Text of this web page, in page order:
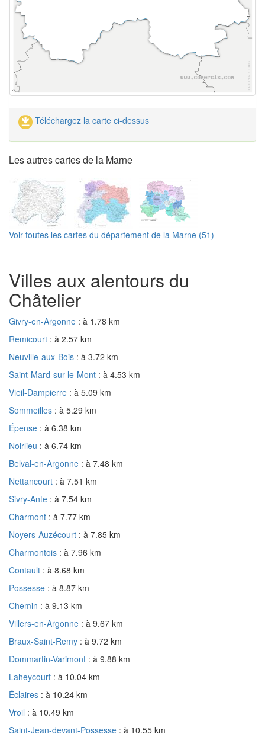
Téléchargez la carte ci-dessus
Les autres cartes de la Marne
Voir toutes les cartes du département de la Marne (51)
Villes aux alentours du
Châtelier
Givry-en-Argonne : à 1.78 km
Remicourt : à 2.57 km
Neuville-aux-Bois : à 3.72 km
Saint-Mard-sur-le-Mont : à 4.53 km
Vieil-Dampierre : à 5.09 km
Sommeilles : à 5.29 km
Épense : à 6.38 km
Noirlieu : à 6.74 km
Belval-en-Argonne : à 7.48 km
Nettancourt : à 7.51 km
Sivry-Ante : à 7.54 km
Charmont : à 7.77 km
Noyers-Auzécourt : à 7.85 km
Charmontois : à 7.96 km
Contault : à 8.68 km
Possesse : à 8.87 km
Chemin : à 9.13 km
Villers-en-Argonne : à 9.67 km
Braux-Saint-Remy : à 9.72 km
Dommartin-Varimont : à 9.88 km
Laheycourt : à 10.04 km
Éclaires : à 10.24 km
Vroil : à 10.49 km
Saint-Jean-devant-Possesse : à 10.55 km